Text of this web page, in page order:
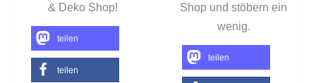
& Deko Shop!
teilen
teilen
Shop und stöbern ein
wenig.
teilen